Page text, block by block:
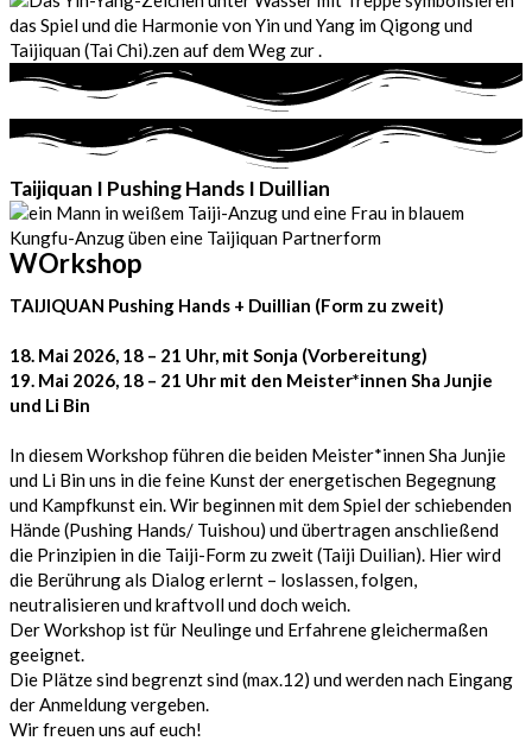
Taijiquan I Pushing Hands I Duillian
WOrkshop
TAIJIQUAN Pushing Hands + Duillian (Form zu zweit)
18. Mai 2026, 18 – 21 Uhr, mit Sonja (Vorbereitung)
19. Mai 2026, 18 – 21 Uhr mit den Meister*innen Sha Junjie
und Li Bin
In diesem Workshop führen die beiden Meister*innen Sha Junjie
und Li Bin uns in die feine Kunst der energetischen Begegnung
und Kampfkunst ein. Wir beginnen mit dem Spiel der schiebenden
Hände (Pushing Hands/ Tuishou) und übertragen anschließend
die Prinzipien in die Taiji-Form zu zweit (Taiji Duilian). Hier wird
die Berührung als Dialog erlernt – loslassen, folgen,
neutralisieren und kraftvoll und doch weich.
Der Workshop ist für Neulinge und Erfahrene gleichermaßen
geeignet.
Die Plätze sind begrenzt sind (max.12) und werden nach Eingang
der Anmeldung vergeben.
Wir freuen uns auf euch!